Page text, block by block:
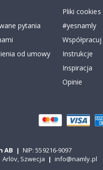
pytania
od umowy
Pliki cookies
#yesnamly
Instrukcje
Inspiracja
Opinie
AB | NIP: 559216-9097
Arlöv, Szwecja | info@namly.pl